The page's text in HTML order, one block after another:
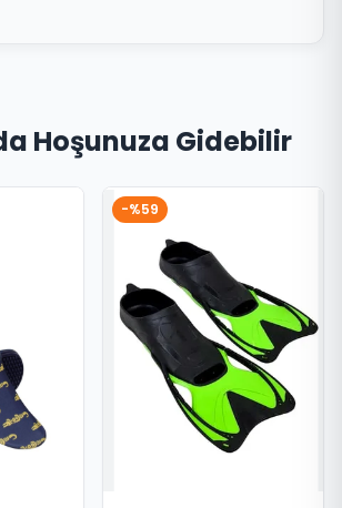
Hoşunuza Gidebilir
-%59